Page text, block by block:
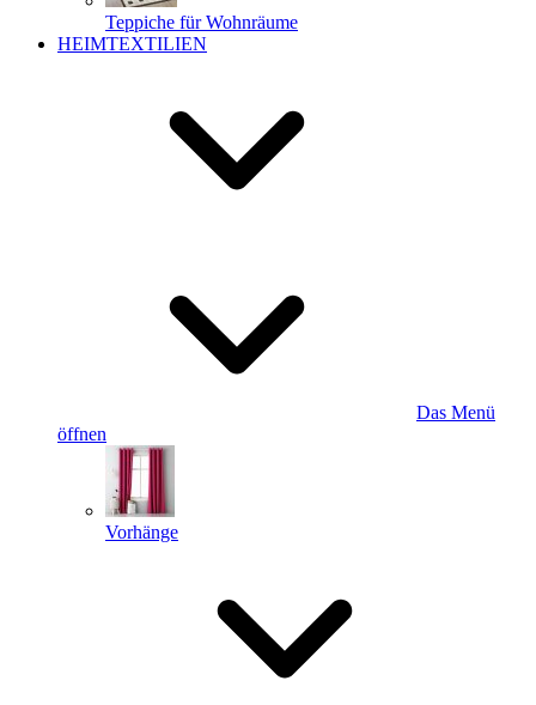
Teppiche für Wohnräume
HEIMTEXTILIEN
Das Menü
öffnen
Vorhänge